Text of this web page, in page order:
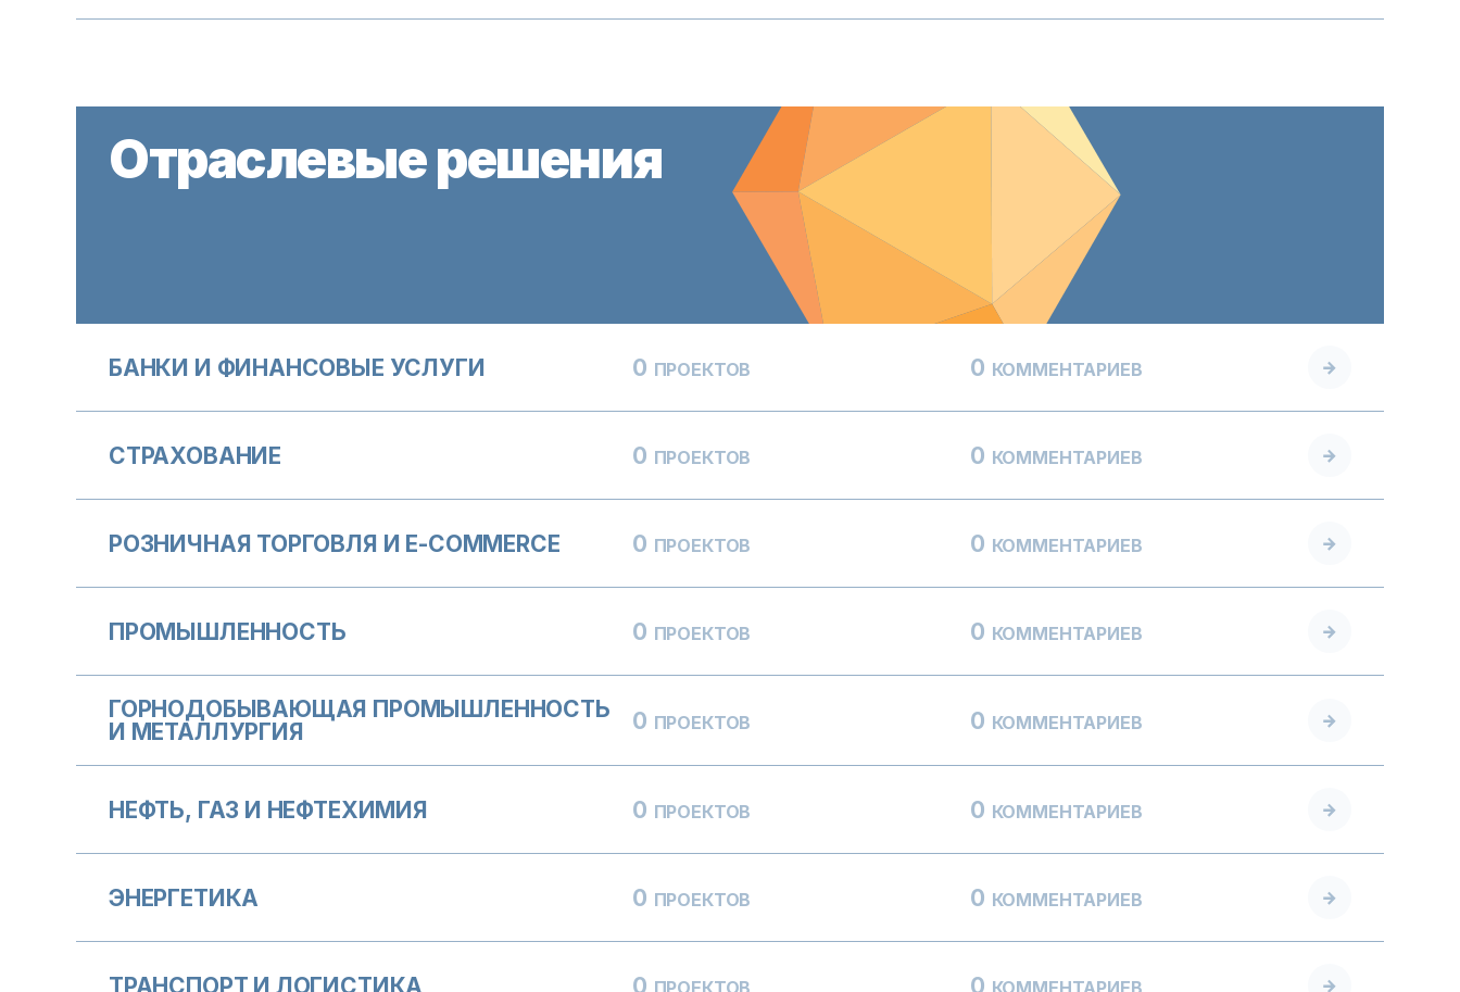
Отраслевые решения
БАНКИ И ФИНАНСОВЫЕ УСЛУГИ 0 ПРОЕКТОВ 0 КОММЕНТАРИЕВ
СТРАХОВАНИЕ 0 ПРОЕКТОВ 0 КОММЕНТАРИЕВ
РОЗНИЧНАЯ ТОРГОВЛЯ И E-COMMERCE 0 ПРОЕКТОВ 0 КОММЕНТАРИЕВ
ПРОМЫШЛЕННОСТЬ 0 ПРОЕКТОВ 0 КОММЕНТАРИЕВ
ГОРНОДОБЫВАЮЩАЯ ПРОМЫШЛЕННОСТЬ
И МЕТАЛЛУРГИЯ
0 ПРОЕКТОВ 0 КОММЕНТАРИЕВ
НЕФТЬ, ГАЗ И НЕФТЕХИМИЯ 0 ПРОЕКТОВ 0 КОММЕНТАРИЕВ
ЭНЕРГЕТИКА 0 ПРОЕКТОВ 0 КОММЕНТАРИЕВ
ТРАНСПОРТ И ЛОГИСТИКА 0 ПРОЕКТОВ 0 КОММЕНТАРИЕВ